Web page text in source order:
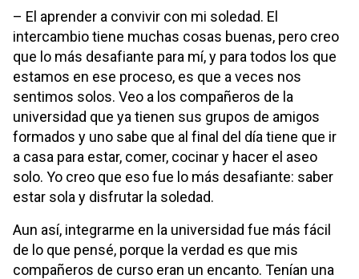
– El aprender a convivir con mi soledad. El
intercambio tiene muchas cosas buenas, pero creo
que lo más desafiante para mí, y para todos los que
estamos en ese proceso, es que a veces nos
sentimos solos. Veo a los compañeros de la
universidad que ya tienen sus grupos de amigos
formados y uno sabe que al final del día tiene que ir
a casa para estar, comer, cocinar y hacer el aseo
solo. Yo creo que eso fue lo más desafiante: saber
estar sola y disfrutar la soledad.
Aun así, integrarme en la universidad fue más fácil
de lo que pensé, porque la verdad es que mis
compañeros de curso eran un encanto. Tenían una